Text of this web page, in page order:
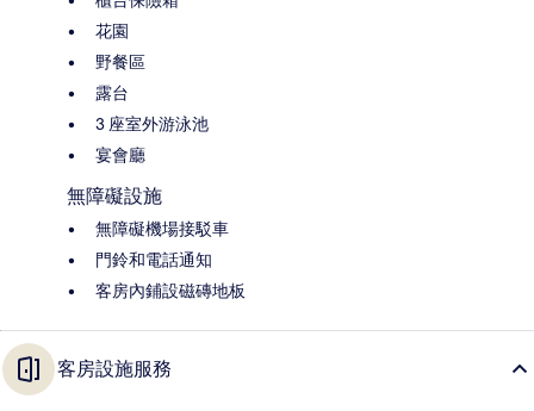
花園
野餐區
露台
3 座室外游泳池
宴會廳
無障礙設施
無障礙機場接駁車
門鈴和電話通知
客房內鋪設磁磚地板
客房設施服務